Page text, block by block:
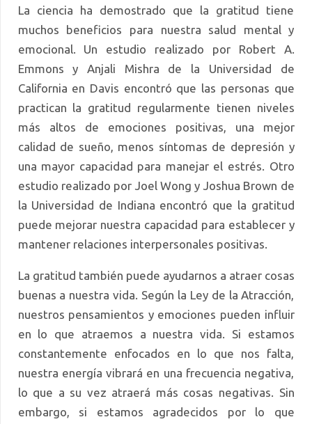
La ciencia ha demostrado que la gratitud tiene
muchos beneficios para nuestra salud mental y
emocional. Un estudio realizado por Robert A.
Emmons y Anjali Mishra de la Universidad de
California en Davis encontró que las personas que
practican la gratitud regularmente tienen niveles
más altos de emociones positivas, una mejor
calidad de sueño, menos síntomas de depresión y
una mayor capacidad para manejar el estrés. Otro
estudio realizado por Joel Wong y Joshua Brown de
la Universidad de Indiana encontró que la gratitud
puede mejorar nuestra capacidad para establecer y
mantener relaciones interpersonales positivas.
La gratitud también puede ayudarnos a atraer cosas
buenas a nuestra vida. Según la Ley de la Atracción,
nuestros pensamientos y emociones pueden influir
en lo que atraemos a nuestra vida. Si estamos
constantemente enfocados en lo que nos falta,
nuestra energía vibrará en una frecuencia negativa,
lo que a su vez atraerá más cosas negativas. Sin
embargo, si estamos agradecidos por lo que